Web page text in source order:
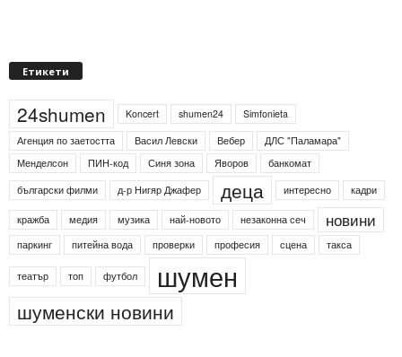
Етикети
24shumen Koncert shumen24
Simfonieta
Агенция по заетостта
Васил Левски Вебер
ДЛС "Паламара"
Менделсон
ПИН-код Синя зона Яворов
банкомат
български филми
д-р Нигяр Джафер деца интересно кадри
кражба медия музика най-новото незаконна сеч новини
паркинг питейна вода проверки професия сцена такса
театър топ футбол шумен
шуменски новини